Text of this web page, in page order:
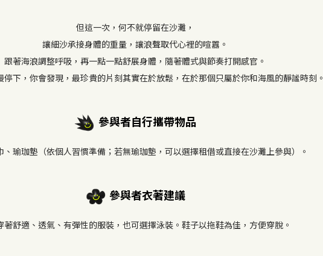
但這一次，何不就停留在沙灘，
讓細沙承接身體的重量，讓浪聲取代心裡的喧囂。
跟著海浪調整呼吸，再一點一點舒展身體，隨著體式與節奏打開感官。
停下，你會發現，最珍貴的片刻其實在於放鬆，在於那個只屬於你和海風的靜謐時刻。
參與者自行攜帶物品
、瑜珈墊（依個人習慣準備；若無瑜珈墊，可以選擇租借或直接在沙灘上參與）。
參與者衣著建議
著舒適、透氣、有彈性的服裝，也可選擇泳裝。鞋子以拖鞋為佳，方便穿脫。